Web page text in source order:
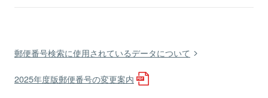
郵便番号検索に使用されているデータについて
2025年度版郵便番号の変更案内